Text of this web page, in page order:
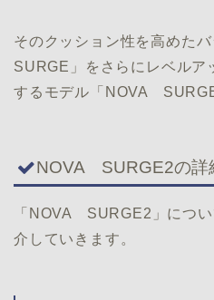
そのクッション性を高めた
SURGE」をさらにレベルア
するモデル「NOVA
NOVA SURGE2の詳
「NOVA SURGE2」につ
介していきます。